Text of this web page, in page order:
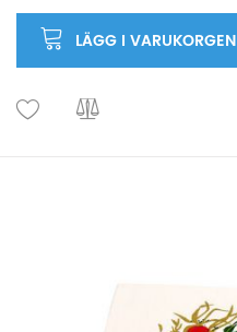
LÄGG I VARUKORGEN